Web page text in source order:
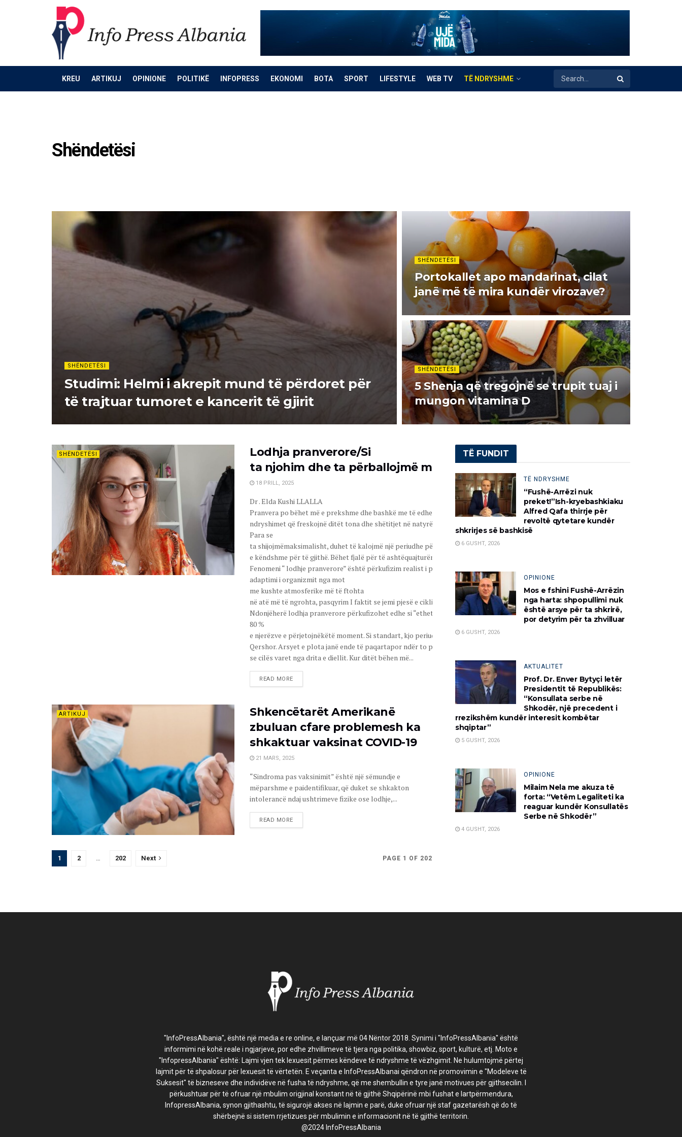
KREU ARTIKUJ OPINIONE POLITIKË INFOPRESS EKONOMI BOTA SPORT LIFESTYLE WEB TV TË NDRYSHME
Shëndetësi
SHËNDETËSI
Studimi: Helmi i akrepit mund të përdoret për
të trajtuar tumoret e kancerit të gjirit
SHËNDETËSI
Portokallet apo mandarinat, cilat
janë më të mira kundër virozave?
SHËNDETËSI
5 Shenja që tregojnë se trupit tuaj i
mungon vitamina D
SHËNDETËSI
Lodhja pranverore/Si
ta njohim dhe ta përballojmë më lehtë?
18 PRILL, 2025
Dr . Elda Kushi LLALLA
Pranvera po bëhet më e prekshme dhe bashkë me të edhe
ndryshimet që freskojnë ditët tona dhe shëtitjet në natyrë më tëkëndshme, por kjo nuk është e gjitha.
Para se
ta shijojmëmaksimalisht, duhet të kalojmë një periudhe përshtatjeje, jo fort
e këndshme për të gjithë. Bëhet fjalë për të ashtëquajturën lodhjepranverore ose letargjia pranverore.
Fenomeni “ lodhje pranverore” është përkufizim realist i pranuari rraskapitjes që mund të ndjeni në këtë sezon. E megjithëse jemitë
adaptimi i organizmit nga mot
me kushte atmosferike më të ftohta
në atë më të ngrohta, pasqyrim I faktit se jemi pjesë e ciklit të natyrës.
Ndonjëherë lodhja pranverore përkufizohet edhe si “ethet e pranverës”. Vlerësohet se rreth 50-
80 %
e njerëzve e përjetojnëkëtë moment. Si standart, kjo periudhë haset gjatë sezonit zyrtartë tranzicionit Prill-
Qershor. Arsyet e plota janë ende të paqartapor ndër to përmendim cekuilibrimin hormonal. Hipotezabazohet tek depozitat e
se cilës varet nga drita e diellit. Kur ditët bëhen më...
READ MORE
ARTIKUJ
Shkencëtarët Amerikanë
zbuluan cfare problemesh ka
shkaktuar vaksinat COVID-19
21 MARS, 2025
“Sindroma pas vaksinimit” është një sëmundje e
mëparshme e paidentifikuar, që duket se shkakton
intolerancë ndaj ushtrimeve fizike ose lodhje,...
READ MORE
PAGE 1 OF 202
1 2 … 202 Next
TË FUNDIT
TË NDRYSHME
“Fushë-Arrëzi nuk
preket!”Ish-kryebashkiaku
Alfred Qafa thirrje për
revoltë qytetare kundër
shkrirjes së bashkisë
6 GUSHT, 2026
OPINIONE
Mos e fshini Fushë-Arrëzin
nga harta: shpopullimi nuk
është arsye për ta shkrirë,
por detyrim për ta zhvilluar
6 GUSHT, 2026
AKTUALITET
Prof. Dr. Enver Bytyçi letër
Presidentit të Republikës:
“Konsullata serbe në
Shkodër, një precedent i
rrezikshëm kundër interesit kombëtar
shqiptar”
5 GUSHT, 2026
OPINIONE
Milaim Nela me akuza të
forta: “Vetëm Legaliteti ka
reaguar kundër Konsullatës
Serbe në Shkodër”
4 GUSHT, 2026
"InfoPressAlbania", është një media e re online, e lançuar më 04 Nëntor 2018. Synimi i "InfoPressAlbania" është
informimi në kohë reale i ngjarjeve, por edhe zhvillimeve të tjera nga politika, showbiz, sport, kulturë, etj. Moto e
"InfopressAlbania" është: Lajmi vjen tek lexuesit përmes këndeve të ndryshme të vëzhgimit. Ne hulumtojmë përtej
lajmit për të shpalosur për lexuesit të vërtetën. E veçanta e InfoPressAlbanai qëndron në promovimin e "Modeleve të
Suksesit" të bizneseve dhe individëve në fusha të ndryshme, që me shembullin e tyre janë motivues për gjithsecilin. I
përkushtuar për të ofruar një mbulim origjinal konstant në të gjithë Shqipërinë mbi fushat e lartpërmendura,
InfopressAlbania, synon gjithashtu, të sigurojë akses në lajmin e parë, duke ofruar një staf gazetarësh që do të
shërbejnë si sistem rrjetizues për mbulimin e informacionit në të gjithë territorin.
@2024 InfoPressAlbania